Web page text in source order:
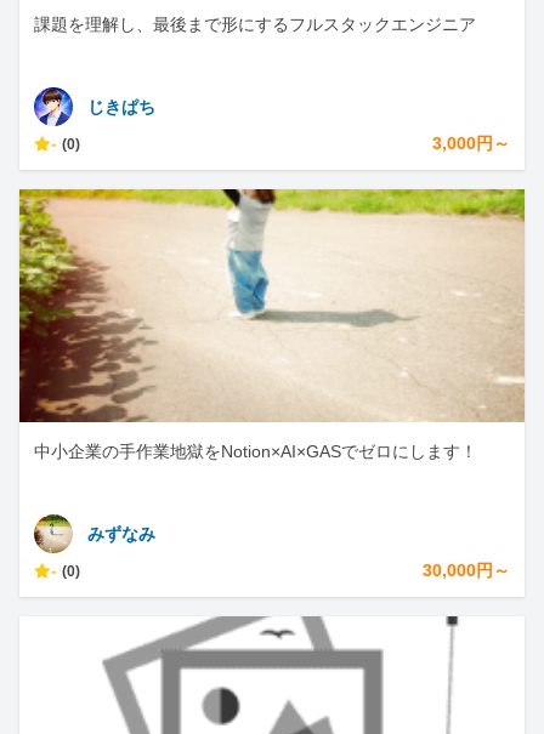
課題を理解し、最後まで形にするフルスタックエンジニア
じきぱち
- (0) 3,000円～
中小企業の手作業地獄をNotion×AI×GASでゼロにします！
みずなみ
- (0) 30,000円～